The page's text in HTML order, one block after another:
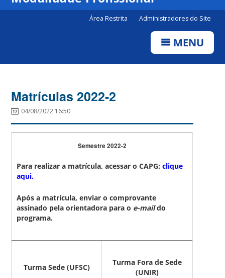
Área Restrita Administradores do Site
MENU
Matrículas 2022-2
04/08/2022 16:50
Semestre 2022-2
Para realizar a matrícula, acessar o CAPG:clique
aqui.
Após a matrícula, enviar o comprovante
assinado pela orientadora para o e-maildo
programa.
Turma Sede (UFSC)
Turma Fora de Sede
(UNIR)